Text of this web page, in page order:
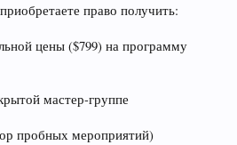
право получить:
цены ($799) на программу
мастер-группе
пробных мероприятий)